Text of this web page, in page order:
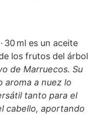
· 30 ml es un aceite
los frutos del árbol
de Marruecos. Su
aroma a nuez lo
tanto para el
cabello, aportando